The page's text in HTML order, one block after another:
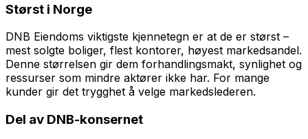
Størst i Norge
DNB Eiendoms viktigste kjennetegn er at de er størst –
mest solgte boliger, flest kontorer, høyest markedsandel.
Denne størrelsen gir dem forhandlingsmakt, synlighet og
ressurser som mindre aktører ikke har. For mange
kunder gir det trygghet å velge markedslederen.
Del av DNB-konsernet